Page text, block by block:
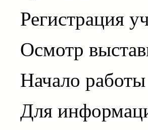
Регистрация
Осмотр
Начало
Для